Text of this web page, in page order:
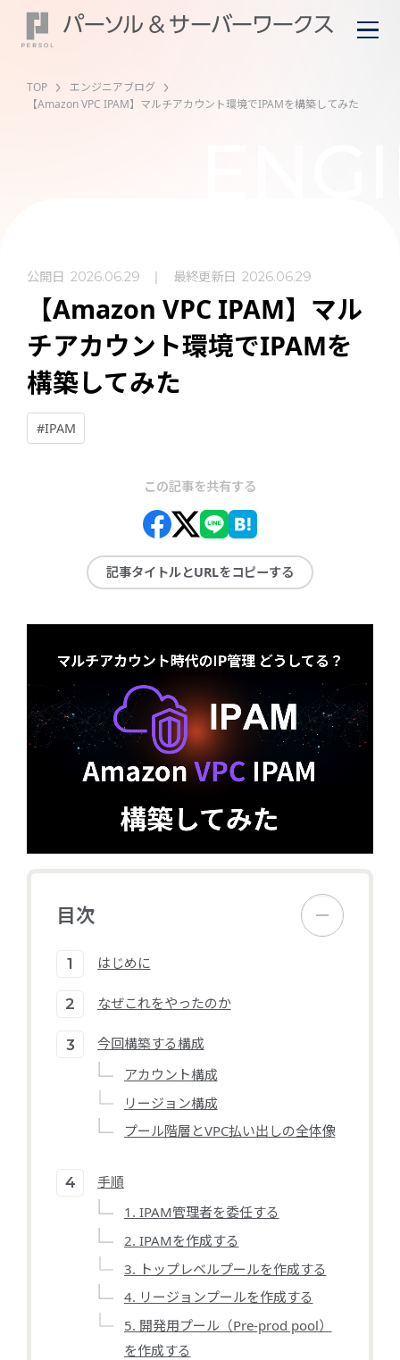
TOP
エンジニアブログ
【Amazon VPC IPAM】マルチアカウント環境でIPAMを構築してみた
公開日 2026.06.29 最終更新日 2026.06.29
【Amazon VPC IPAM】マル
チアカウント環境でIPAMを
構築してみた
#IPAM
この記事を共有する
記事タイトルとURLをコピーする
目次
はじめに
なぜこれをやったのか
今回構築する構成
アカウント構成
リージョン構成
プール階層とVPC払い出しの全体像
手順
1. IPAM管理者を委任する
2. IPAMを作成する
3. トップレベルプールを作成する
4. リージョンプールを作成する
5. 開発用プール（Pre-prod pool）
を作成する